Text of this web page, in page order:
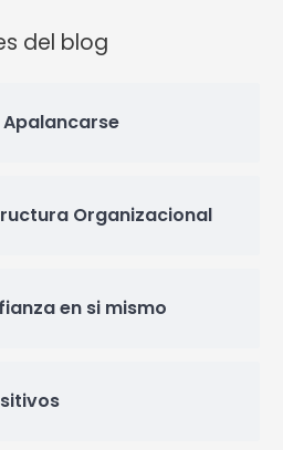
del blog
Organizacional
en si mismo